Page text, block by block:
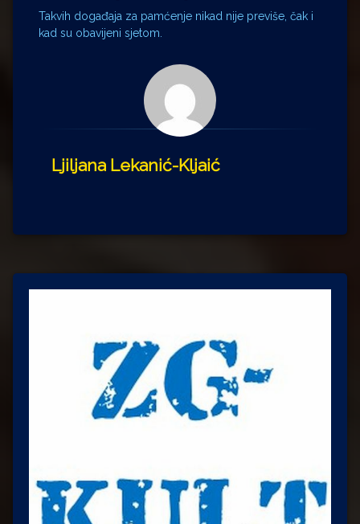
Takvih događaja za pamćenje nikad nije previše, čak i
kad su obavijeni sjetom.
Ljiljana Lekanić-Kljaić